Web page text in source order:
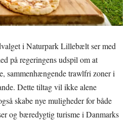
i Naturpark Lillebælt ser med
på regeringens udspil om at
sammenhængende trawlfri zoner i
Dette tiltag vil ikke alene
skabe nye muligheder for både
og bæredygtig turisme i Danmarks